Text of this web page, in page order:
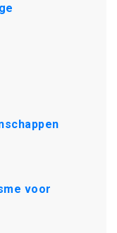
voor